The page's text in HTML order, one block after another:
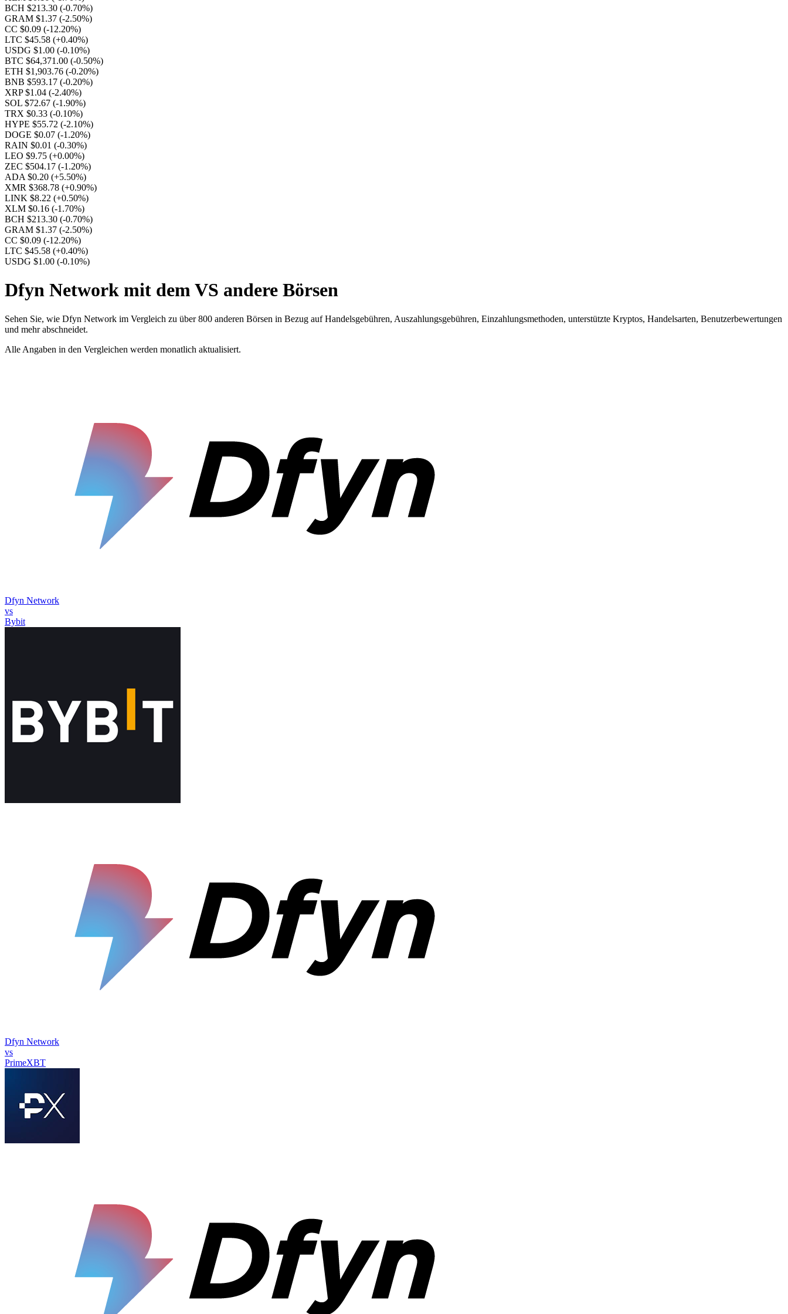
BCH $213.30 (-0.70%)
GRAM $1.37 (-2.50%)
CC $0.09 (-12.20%)
LTC $45.58 (+0.40%)
USDG $1.00 (-0.10%)
BTC $64,371.00 (-0.50%)
ETH $1,903.76 (-0.20%)
BNB $593.17 (-0.20%)
XRP $1.04 (-2.40%)
SOL $72.67 (-1.90%)
TRX $0.33 (-0.10%)
HYPE $55.72 (-2.10%)
DOGE $0.07 (-1.20%)
RAIN $0.01 (-0.30%)
LEO $9.75 (+0.00%)
ZEC $504.17 (-1.20%)
ADA $0.20 (+5.50%)
XMR $368.78 (+0.90%)
LINK $8.22 (+0.50%)
XLM $0.16 (-1.70%)
BCH $213.30 (-0.70%)
GRAM $1.37 (-2.50%)
CC $0.09 (-12.20%)
LTC $45.58 (+0.40%)
USDG $1.00 (-0.10%)
Dfyn Network mit dem VS andere Börsen
Sehen Sie, wie Dfyn Network im Vergleich zu über 800 anderen Börsen in Bezug auf Handelsgebühren, Auszahlungsgebühren, Einzahlungsmethoden, unterstützte Kryptos, Handelsarten, Benutzerbewertungen
und mehr abschneidet.
Alle Angaben in den Vergleichen werden monatlich aktualisiert.
Dfyn Network
vs
Bybit
Dfyn Network
vs
PrimeXBT